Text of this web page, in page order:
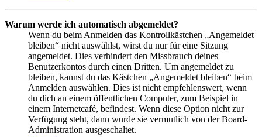
Warum werde ich automatisch abgemeldet?
Wenn du beim Anmelden das Kontrollkästchen „Angemeldet
bleiben“ nicht auswählst, wirst du nur für eine Sitzung
angemeldet. Dies verhindert den Missbrauch deines
Benutzerkontos durch einen Dritten. Um angemeldet zu
bleiben, kannst du das Kästchen „Angemeldet bleiben“ beim
Anmelden auswählen. Dies ist nicht empfehlenswert, wenn
du dich an einem öffentlichen Computer, zum Beispiel in
einem Internetcafé, befindest. Wenn diese Option nicht zur
Verfügung steht, dann wurde sie vermutlich von der Board-
Administration ausgeschaltet.